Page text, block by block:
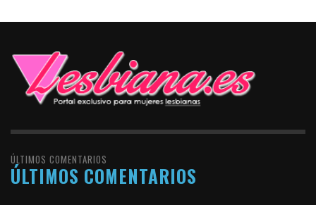
ÚLTIMOS COMENTARIOS
ÚLTIMOS COMENTARIOS